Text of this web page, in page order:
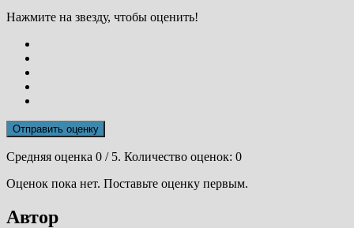
Нажмите на звезду, чтобы оценить!
Отправить оценку
Средняя оценка 0 / 5. Количество оценок: 0
Оценок пока нет. Поставьте оценку первым.
Автор